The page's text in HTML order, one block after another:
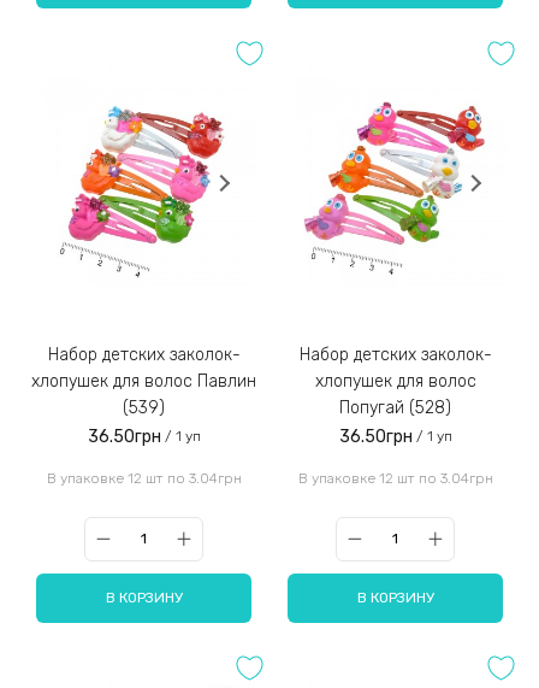
Набор детских заколок-
хлопушек для волос Павлин
(539)
36.50грн / 1 уп
В упаковке 12 шт по 3.04грн
В КОРЗИНУ
Набор детских заколок-
хлопушек для волос
Попугай (528)
36.50грн / 1 уп
В упаковке 12 шт по 3.04грн
В КОРЗИНУ